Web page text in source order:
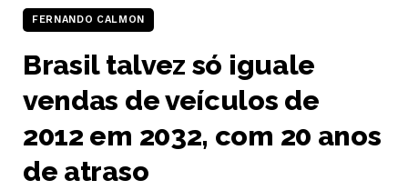
FERNANDO CALMON
Brasil talvez só iguale
vendas de veículos de
2012 em 2032, com 20 anos
de atraso